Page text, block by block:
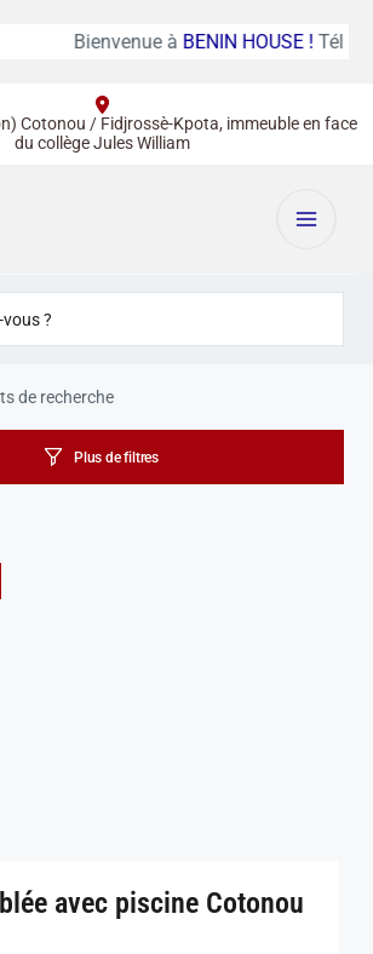
Bienvenue à BENIN HOUSE ! Tél :
Cotonou / Fidjrossè-Kpota, immeuble en face
du collège Jules William
de recherche
Plus de filtres
avec piscine Cotonou